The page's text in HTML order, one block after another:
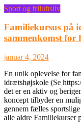
Sport og friluftsliv
Familiekursus på
sammenkomst for
januar 4, 2024
En unik oplevelse for
idrætshøjskole (Se
det er en aktiv og
koncept tilbyder en
gennem fælles
alle aldre